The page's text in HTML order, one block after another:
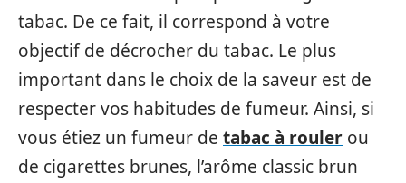
tabac. De ce fait, il correspond à votre
objectif de décrocher du tabac. Le plus
important dans le choix de la saveur est de
respecter vos habitudes de fumeur. Ainsi, si
vous étiez un fumeur de tabac à rouler ou
de cigarettes brunes, l’arôme classic brun